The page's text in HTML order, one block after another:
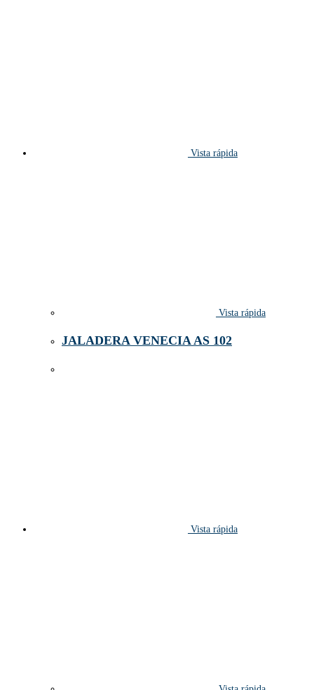
Vista rápida
Vista rápida
JALADERA VENECIA AS 102
Vista rápida